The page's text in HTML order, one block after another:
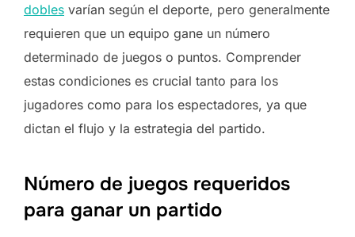
dobles varían según el deporte, pero generalmente
requieren que un equipo gane un número
determinado de juegos o puntos. Comprender
estas condiciones es crucial tanto para los
jugadores como para los espectadores, ya que
dictan el flujo y la estrategia del partido.
Número de juegos requeridos
para ganar un partido